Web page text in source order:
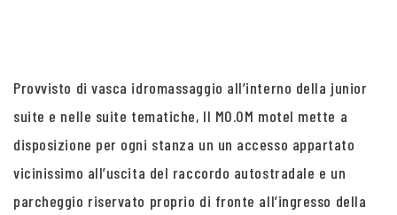
Provvisto di vasca idromassaggio all’interno della junior
suite e nelle suite tematiche, Il MO.OM motel mette a
disposizione per ogni stanza un un accesso appartato
vicinissimo all’uscita del raccordo autostradale e un
parcheggio riservato proprio di fronte all’ingresso della